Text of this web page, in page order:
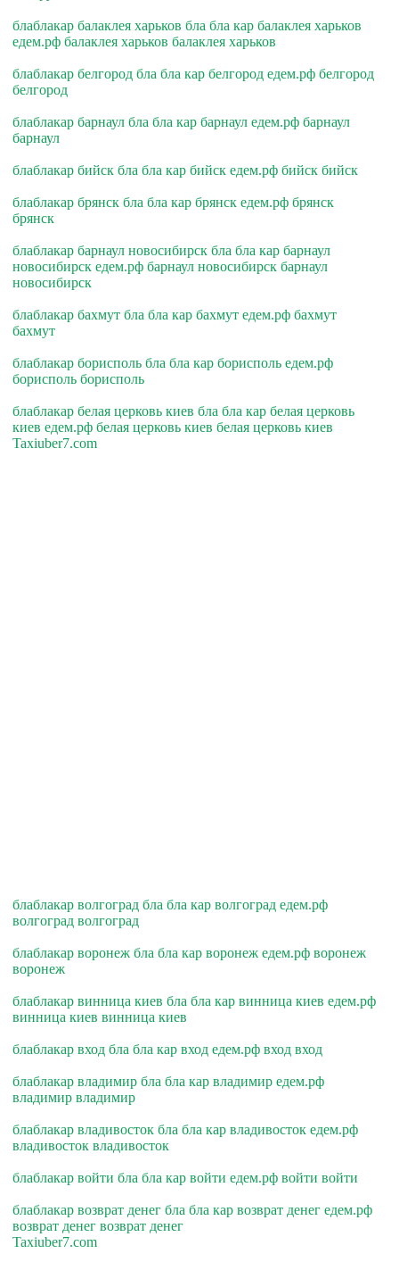
блаблакар балаклея харьков бла бла кар балаклея харьков
едем.рф балаклея харьков балаклея харьков
блаблакар белгород бла бла кар белгород едем.рф белгород
белгород
блаблакар барнаул бла бла кар барнаул едем.рф барнаул
барнаул
блаблакар бийск бла бла кар бийск едем.рф бийск бийск
блаблакар брянск бла бла кар брянск едем.рф брянск
брянск
блаблакар барнаул новосибирск бла бла кар барнаул
новосибирск едем.рф барнаул новосибирск барнаул
новосибирск
блаблакар бахмут бла бла кар бахмут едем.рф бахмут
бахмут
блаблакар борисполь бла бла кар борисполь едем.рф
борисполь борисполь
блаблакар белая церковь киев бла бла кар белая церковь
киев едем.рф белая церковь киев белая церковь киев
Taxiuber7.com
блаблакар волгоград бла бла кар волгоград едем.рф
волгоград волгоград
блаблакар воронеж бла бла кар воронеж едем.рф воронеж
воронеж
блаблакар винница киев бла бла кар винница киев едем.рф
винница киев винница киев
блаблакар вход бла бла кар вход едем.рф вход вход
блаблакар владимир бла бла кар владимир едем.рф
владимир владимир
блаблакар владивосток бла бла кар владивосток едем.рф
владивосток владивосток
блаблакар войти бла бла кар войти едем.рф войти войти
блаблакар возврат денег бла бла кар возврат денег едем.рф
возврат денег возврат денег
Taxiuber7.com